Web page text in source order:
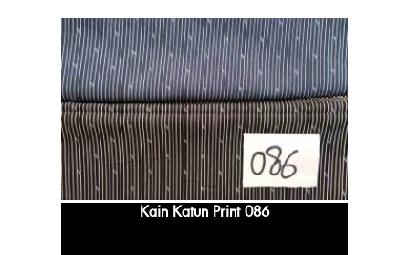
Kain Katun Print 086